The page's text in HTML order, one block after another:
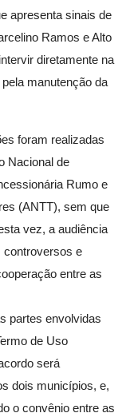
apresenta sinais de
Ramos e Alto
diretamente na
manutenção da
foram realizadas
Nacional de
Rumo e
(ANTT), sem que
vez, a audiência
controversos e
entre as
partes envolvidas
de Uso
será
dois municípios, e,
o convênio entre as